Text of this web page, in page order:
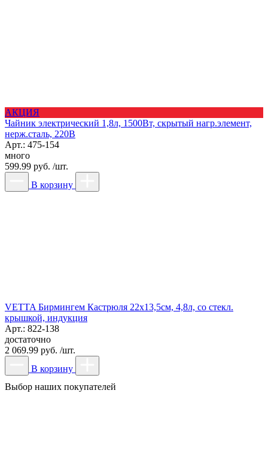
АКЦИЯ
Чайник электрический 1,8л, 1500Вт, скрытый нагр.элемент,
нерж.сталь, 220В
Арт.: 475-154
много
599.99 руб. /шт.
В корзину
VETTA Бирмингем Кастрюля 22х13,5см, 4,8л, со стекл.
крышкой, индукция
Арт.: 822-138
достаточно
2 069.99 руб. /шт.
В корзину
Выбор наших покупателей